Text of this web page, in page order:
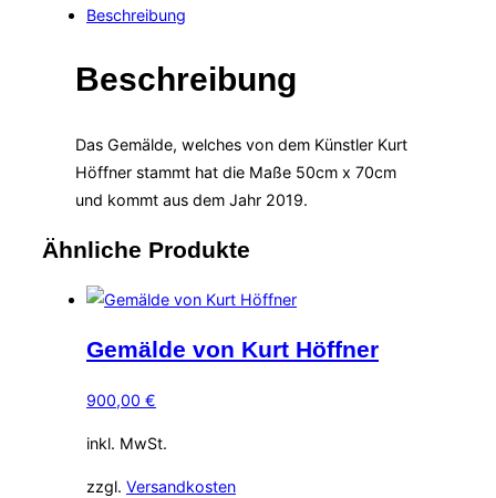
Höffner
Beschreibung
Beschreibung
Das Gemälde, welches von dem Künstler Kurt
Höffner stammt hat die Maße 50cm x 70cm
und kommt aus dem Jahr 2019.
Ähnliche Produkte
Gemälde von Kurt Höffner
900,00 €
inkl. MwSt.
zzgl. Versandkosten